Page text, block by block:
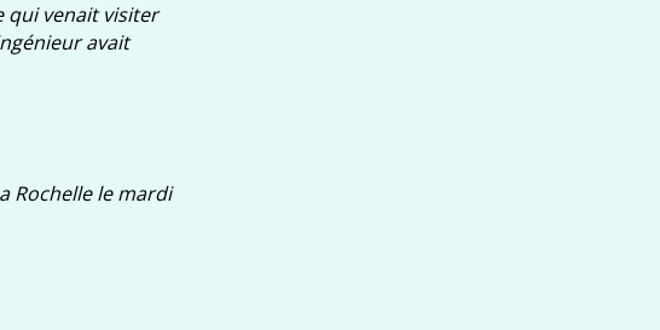
qui venait visiter
avait
Rochelle le mardi